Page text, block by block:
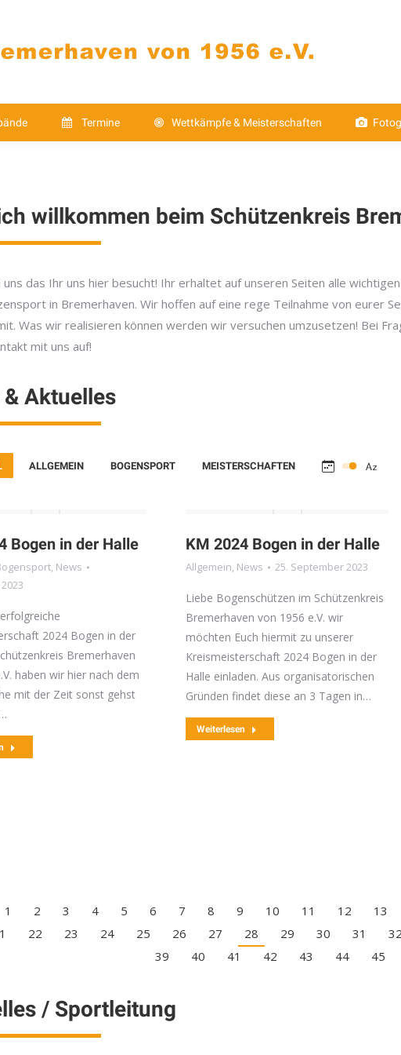
Termine Wettkämpfe & Meisterschaften
willkommen beim Schützenkreis
das Ihr uns hier besucht! Ihr erhaltet auf unseren Seiten alle
in Bremerhaven. Wir hoffen auf eine rege Teilnahme von eurer
Was wir realisieren können werden wir versuchen umzusetzen! Bei
mit uns auf!
& Aktuelles
ALLGEMEIN BOGENSPORT MEISTERSCHAFTEN
Bogen in der Halle
, News
2024 Bogen in der
Bremerhaven
haben wir hier nach dem
mit der Zeit sonst gehst
KM 2024 Bogen in der Halle
Allgemein, News 25. September 2023
Liebe Bogenschützen im Schützenkreis
Bremerhaven von 1956 e.V. wir
möchten Euch hiermit zu unserer
Kreismeisterschaft 2024 Bogen in der
Halle einladen. Aus organisatorischen
Gründen findet diese an 3 Tagen in…
Weiterlesen
1 2 3 4 5 6 7 8 9 10 11 12 13
22 23 24 25 26 27 28 29 30 31 32
39
40 41 42 43 44 45
/ Sportleitung
Kontakt